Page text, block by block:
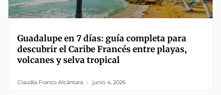
Guadalupe en 7 días: guía completa para
descubrir el Caribe Francés entre playas,
volcanes y selva tropical
Claudia Franco Alcántara junio 4, 2026